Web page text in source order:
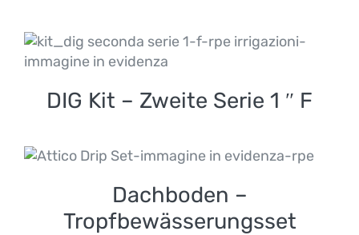
DIG Kit – Zweite Serie 1
″ F
DIG Kit – Zweite Serie 1 ″ F
Dachboden –
Tropfbewässerungsset
Dachboden –
Tropfbewässerungsset